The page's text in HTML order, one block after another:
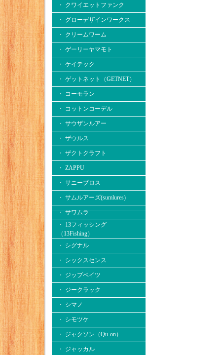
・ クワイエットファンク
・ グローデザインワークス
・ クリームワーム
・ ゲーリーヤマモト
・ ケイテック
・ ゲットネット（GETNET）
・ コーモラン
・ コットンコーデル
・ サウザンルアー
・ ザウルス
・ ザクトクラフト
・ ZAPPU
・ サニーブロス
・ サムルアーズ(sumlures)
・ サワムラ
・ 13フィッシング
（13Fishing）
・ シグナル
・ シックスセンス
・ ジップベイツ
・ ジークラック
・ シマノ
・ シモツケ
・ ジャクソン（Qu-on）
・ ジャッカル